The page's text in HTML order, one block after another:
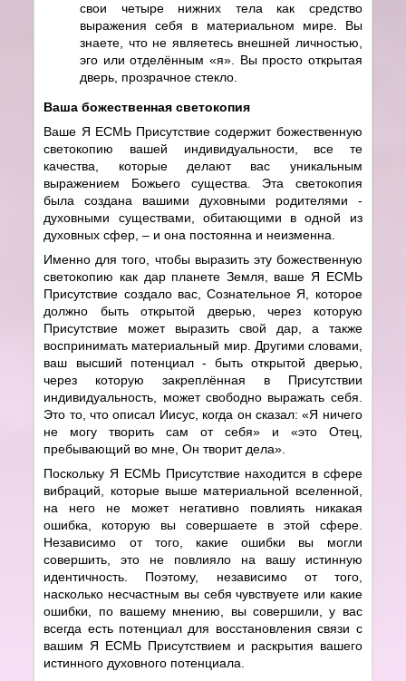
свои четыре нижних тела как средство
выражения себя в материальном мире. Вы
знаете, что не являетесь внешней личностью,
эго или отделённым «я». Вы просто открытая
дверь, прозрачное стекло.
Ваша божественная светокопия
Ваше Я ЕСМЬ Присутствие содержит божественную
светокопию вашей индивидуальности, все те
качества, которые делают вас уникальным
выражением Божьего существа. Эта светокопия
была создана вашими духовными родителями -
духовными существами, обитающими в одной из
духовных сфер, – и она постоянна и неизменна.
Именно для того, чтобы выразить эту божественную
светокопию как дар планете Земля, ваше Я ЕСМЬ
Присутствие создало вас, Сознательное Я, которое
должно быть открытой дверью, через которую
Присутствие может выразить свой дар, а также
воспринимать материальный мир. Другими словами,
ваш высший потенциал - быть открытой дверью,
через которую закреплённая в Присутствии
индивидуальность, может свободно выражать себя.
Это то, что описал Иисус, когда он сказал: «Я ничего
не могу творить сам от себя» и «это Отец,
пребывающий во мне, Он творит дела».
Поскольку Я ЕСМЬ Присутствие находится в сфере
вибраций, которые выше материальной вселенной,
на него не может негативно повлиять никакая
ошибка, которую вы совершаете в этой сфере.
Независимо от того, какие ошибки вы могли
совершить, это не повлияло на вашу истинную
идентичность. Поэтому, независимо от того,
насколько несчастным вы себя чувствуете или какие
ошибки, по вашему мнению, вы совершили, у вас
всегда есть потенциал для восстановления связи с
вашим Я ЕСМЬ Присутствием и раскрытия вашего
истинного духовного потенциала.